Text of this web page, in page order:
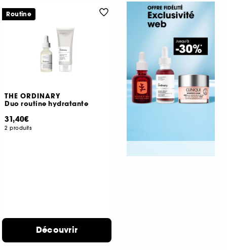
THE ORDINARY
Duo routine hydratante
31,40€
2 produits
Découvrir
Routine